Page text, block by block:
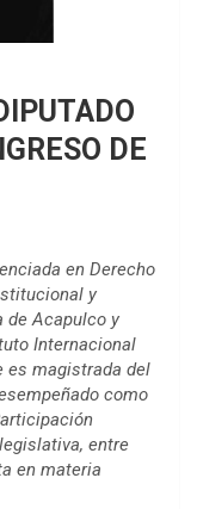
DE
en Derecho
y
de Acapulco y
Internacional
es magistrada del
como
entre
en materia